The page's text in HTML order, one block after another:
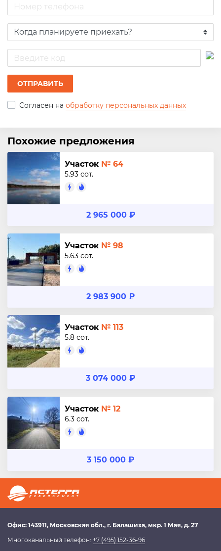
ОТПРАВИТЬ
Согласен на обработку персональных данных
Похожие предложения
Участок № 64
5.93 сот.
2 965 000 ₽
Участок № 98
5.63 сот.
2 983 900 ₽
Участок № 113
5.8 сот.
3 074 000 ₽
Участок № 12
6.3 сот.
3 150 000 ₽
Офис: 143911, Московская обл., г. Балашиха, мкр. 1 Мая, д. 27
Многоканальный телефон: +7 (495) 152-36-96